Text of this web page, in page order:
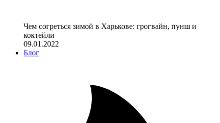
Чем согреться зимой в Харькове: грогвайн, пунш и
коктейли
09.01.2022
Блог